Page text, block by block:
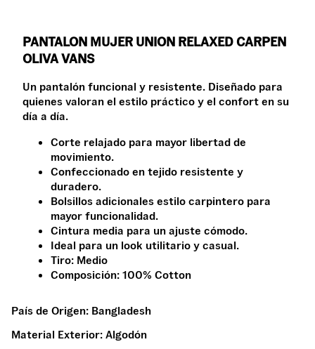
PANTALON MUJER UNION RELAXED CARPEN
OLIVA VANS
Un pantalón funcional y resistente. Diseñado para
quienes valoran el estilo práctico y el confort en su
día a día.
Corte relajado para mayor libertad de
movimiento.
Confeccionado en tejido resistente y
duradero.
Bolsillos adicionales estilo carpintero para
mayor funcionalidad.
Cintura media para un ajuste cómodo.
Ideal para un look utilitario y casual.
Tiro: Medio
Composición: 100% Cotton
País de Origen: Bangladesh
Material Exterior:Algodón